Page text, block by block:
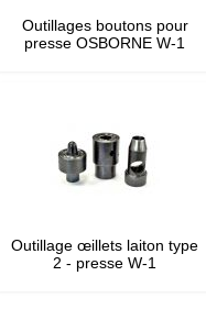
Outillages boutons pour
presse OSBORNE W-1
Outillage œillets laiton type
2 - presse W-1